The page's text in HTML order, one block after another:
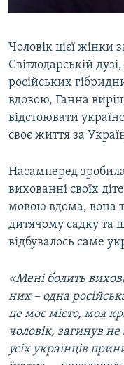
Чоловік цієї жінки
Світлодарській
російських
вдовою, Ганна
відстоювати
своє життя за
Насамперед
вихованні своїх
мовою вдома, вона
дитячому садку та
відбувалось саме
«Мені болить
них – одна
це моє місто, моя
чоловік, загинув
усіх українців